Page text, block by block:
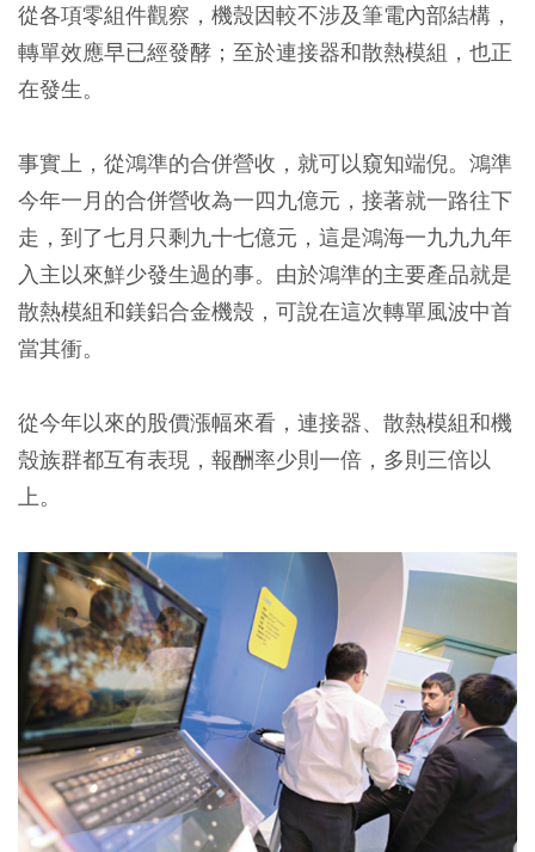
從各項零組件觀察，機殼因較不涉及筆電內部結構，
轉單效應早已經發酵；至於連接器和散熱模組，也正
在發生。
事實上，從鴻準的合併營收，就可以窺知端倪。鴻準
今年一月的合併營收為一四九億元，接著就一路往下
走，到了七月只剩九十七億元，這是鴻海一九九九年
入主以來鮮少發生過的事。由於鴻準的主要產品就是
散熱模組和鎂鋁合金機殼，可說在這次轉單風波中首
當其衝。
從今年以來的股價漲幅來看，連接器、散熱模組和機
殼族群都互有表現，報酬率少則一倍，多則三倍以
上。